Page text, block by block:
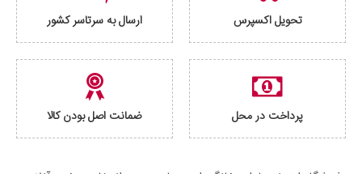
تحویل اکسپرس ارسال به سرتاسر کشور
پرداخت در محل ضمانت اصل بودن کالا